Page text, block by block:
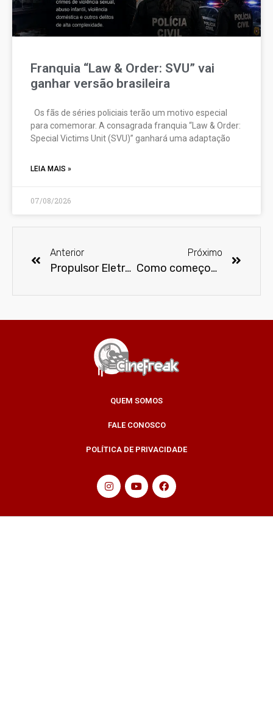
Franquia “Law & Order: SVU” vai
ganhar versão brasileira
Os fãs de séries policiais terão um motivo especial
para comemorar. A consagrada franquia “Law & Order:
Special Victims Unit (SVU)” ganhará uma adaptação
LEIA MAIS »
07/08/2026
Anterior
Propulsor Eletromagnético da NASA torna viagens interplanetárias realidade
Próximo
Como começou a polêmica envolvendo A Piada Mortal
QUEM SOMOS
FALE CONOSCO
POLÍTICA DE PRIVACIDADE